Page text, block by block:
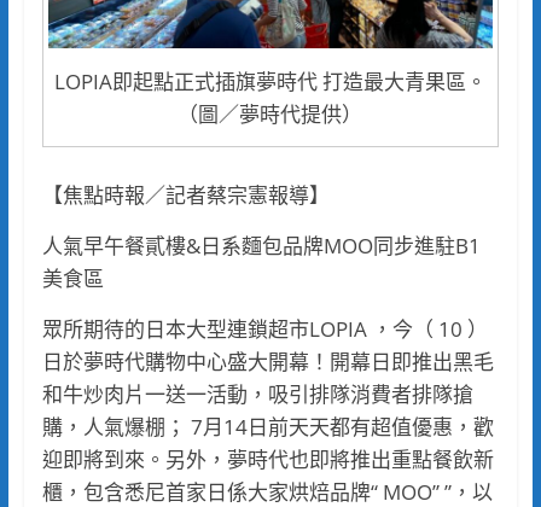
LOPIA即起點正式插旗夢時代 打造最大青果區。
（圖／夢時代提供）
【焦點時報／記者蔡宗憲報導】
人氣早午餐貳樓&日系麵包品牌MOO同步進駐B1
美食區
眾所期待的日本大型連鎖超市LOPIA ，今（ 10 ）
日於夢時代購物中心盛大開幕！開幕日即推出黑毛
和牛炒肉片一送一活動，吸引排隊消費者排隊搶
購，人氣爆棚； 7月14日前天天都有超值優惠，歡
迎即將到來。另外，夢時代也即將推出重點餐飲新
櫃，包含悉尼首家日係大家烘焙品牌“ MOO” ”，以